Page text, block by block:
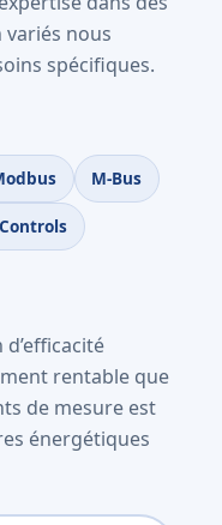
nous
spécifiques.
M-Bus
rentable que
de mesure est
énergétiques